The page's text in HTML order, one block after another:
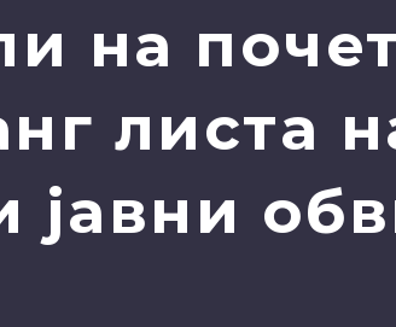
на
листа
јавни